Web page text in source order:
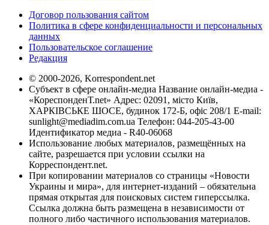
Договор пользования сайтом
Политика в сфере конфиденциальности и персональных
данных
Пользовательское соглашение
Редакция
© 2000-2026, Korrespondent.net
Субъект в сфере онлайн-медиа Название онлайн-медиа -
«КореспонденТ.net» Адрес: 02091, місто Київ,
ХАРКІВСЬКЕ ШОСЕ, будинок 172-Б, офіс 208/1 E-mail:
sunlight@mediadim.com.ua Телефон: 044-205-43-00
Идентификатор медиа - R40-06068
Использование любых материалов, размещённых на
сайте, разрешается при условии ссылки на
Корреспондент.net.
При копировании материалов со страницы «Новости
Украины и мира», для интернет-изданий – обязательна
прямая открытая для поисковых систем гиперссылка.
Ссылка должна быть размещена в независимости от
полного либо частичного использования материалов.